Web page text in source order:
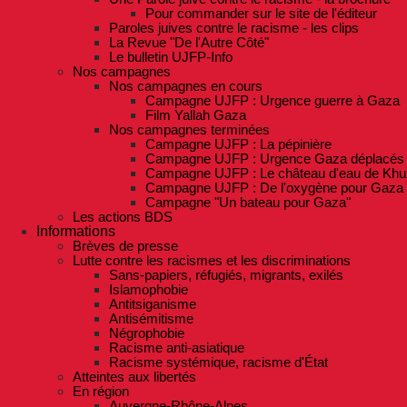
Pour commander sur le site de l'éditeur
Paroles juives contre le racisme - les clips
La Revue "De l'Autre Côté"
Le bulletin UJFP-Info
Nos campagnes
Nos campagnes en cours
Campagne UJFP : Urgence guerre à Gaza
Film Yallah Gaza
Nos campagnes terminées
Campagne UJFP : La pépinière
Campagne UJFP : Urgence Gaza déplacés
Campagne UJFP : Le château d'eau de
Campagne UJFP : De l'oxygène pour Gaza
Campagne "Un bateau pour Gaza"
Les actions BDS
Informations
Brèves de presse
Lutte contre les racismes et les discriminations
Sans-papiers, réfugiés, migrants, exilés
Islamophobie
Antitsiganisme
Antisémitisme
Négrophobie
Racisme anti-asiatique
Racisme systémique, racisme d'État
Atteintes aux libertés
En région